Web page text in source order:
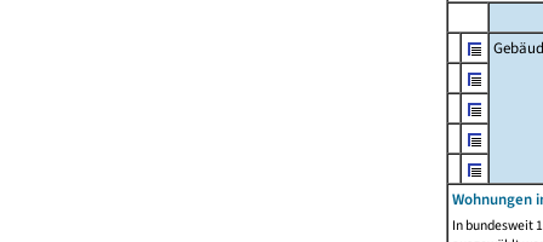
Wohnungen
In bundesweit